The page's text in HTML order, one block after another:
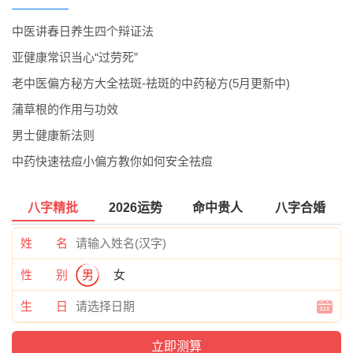
中医讲春日养生四个辩证法
亚健康常识当心“过劳死”
老中医偏方秘方大全祛斑-祛斑的中药秘方(5月更新中)
蒲草根的作用与功效
男士健康新法则
中药快速祛痘小偏方教你如何安全祛痘
八字精批 2026运势 命中贵人 八字合婚
姓 名
性 别 男 女
生 日